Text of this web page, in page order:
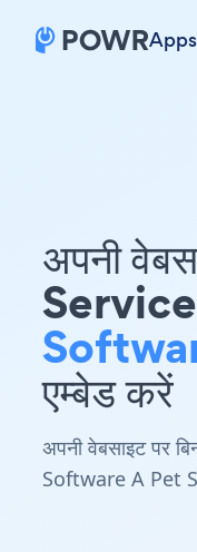
Apps
अपनी
एम्बेड करें
अपनी वेबसाइट पर
Software A Pet